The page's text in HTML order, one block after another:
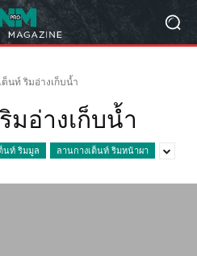
ต็นท์ ริมอ่างเก็บน้ำ
มอ่างเก็บน้ำ
นท์ ริมมูล ลานกางเต็นท์ ริมหน้าผา